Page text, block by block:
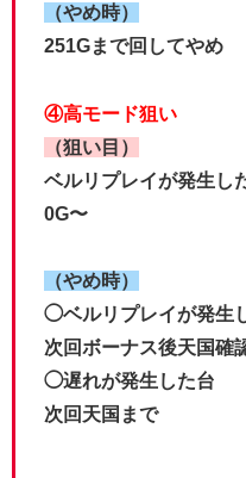
（やめ時）
251Gまで回してやめ
④高モード狙い
（狙い目）
ベルリプレイが発生し
0G〜
（やめ時）
◯ベルリプレイが発生
次回ボーナス後天国確
◯遅れが発生した台
次回天国まで